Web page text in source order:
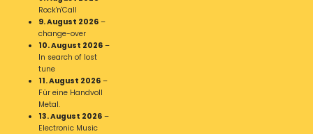
Rock'n'Call
9. August 2026 –
change-over
10. August 2026 –
In search of lost
tune
11. August 2026 –
Für eine Handvoll
Metal.
13. August 2026 –
Electronic Music